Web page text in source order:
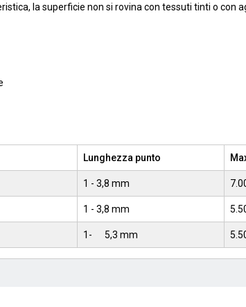
la superficie non si rovina con tessuti tinti o con
Lunghezza punto
1 - 3,8 mm
1 - 3,8 mm
1- 5,3 mm